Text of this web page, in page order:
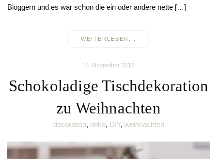
Bloggern und es war schon die ein oder andere nette […]
WEITERLESEN...
14. November 2017
Schokoladige Tischdekoration
zu Weihnachten
decoration, deko, DIY, weihnachten